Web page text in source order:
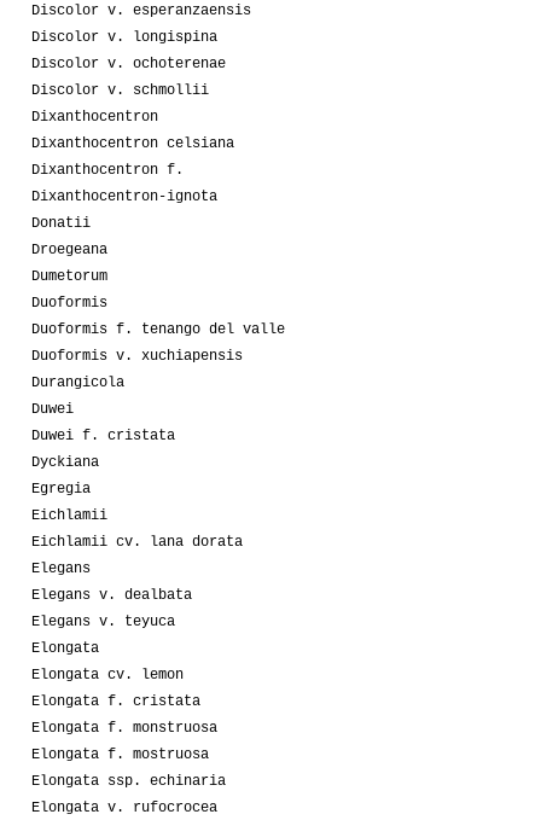
Discolor v. esperanzaensis
Discolor v. longispina
Discolor v. ochoterenae
Discolor v. schmollii
Dixanthocentron
Dixanthocentron celsiana
Dixanthocentron f.
Dixanthocentron-ignota
Donatii
Droegeana
Dumetorum
Duoformis
Duoformis f. tenango del valle
Duoformis v. xuchiapensis
Durangicola
Duwei
Duwei f. cristata
Dyckiana
Egregia
Eichlamii
Eichlamii cv. lana dorata
Elegans
Elegans v. dealbata
Elegans v. teyuca
Elongata
Elongata cv. lemon
Elongata f. cristata
Elongata f. monstruosa
Elongata f. mostruosa
Elongata ssp. echinaria
Elongata v. rufocrocea